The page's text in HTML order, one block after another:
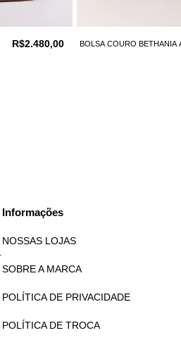
R$2.480,00 BOLSA COURO BETHANIA
Informações
NOSSAS LOJAS
SOBRE A MARCA
POLÍTICA DE PRIVACIDADE
POLÍTICA DE TROCA